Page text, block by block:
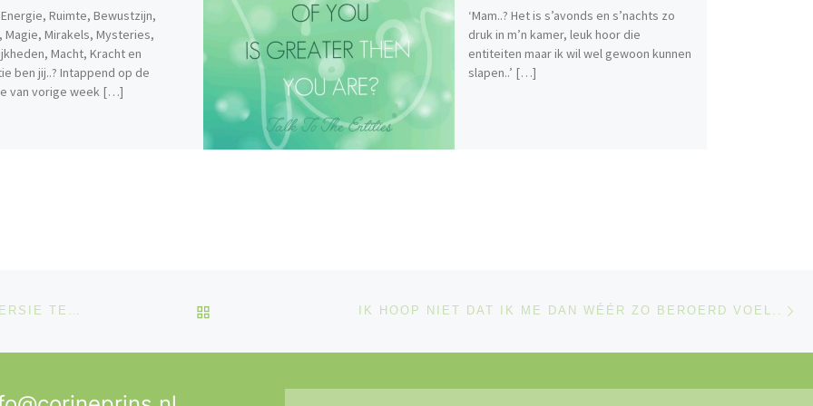
Ruimte, Bewustzijn,
Magie, Mirakels, Mysteries,
Macht, Kracht en
ben jij..? Intappend op de
van vorige week […]
‘Mam..? Het is s’avonds en s’nachts zo
druk in m’n kamer, leuk hoor die
entiteiten maar ik wil wel gewoon kunnen
slapen..’ […]
ALTIJD AAN, OP ZOEK NAAR AVONTUUR EN EEN AVERSIE TEGEN MOETEN… TERUG NAAR BERICHTENLIJSTIK HOOP NIET DAT IK ME DAN WÉÉR ZO BEROERD VOEL..